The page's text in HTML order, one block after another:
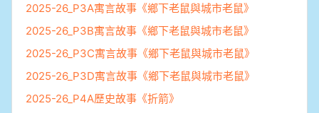
2025-26_P3A寓言故事《鄉下老鼠與城市老鼠》
2025-26_P3B寓言故事《鄉下老鼠與城市老鼠》
2025-26_P3C寓言故事《鄉下老鼠與城市老鼠》
2025-26_P3D寓言故事《鄉下老鼠與城市老鼠》
2025-26_P4A歷史故事《折箭》